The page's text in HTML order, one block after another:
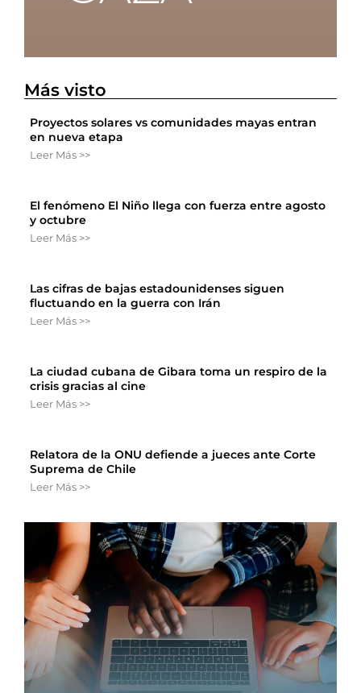
Más visto
Proyectos solares vs comunidades mayas entran
en nueva etapa
Leer Más >>
El fenómeno El Niño llega con fuerza entre agosto
y octubre
Leer Más >>
Las cifras de bajas estadounidenses siguen
fluctuando en la guerra con Irán
Leer Más >>
La ciudad cubana de Gibara toma un respiro de la
crisis gracias al cine
Leer Más >>
Relatora de la ONU defiende a jueces ante Corte
Suprema de Chile
Leer Más >>